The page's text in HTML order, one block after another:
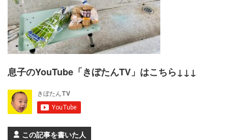
息子のYouTube「きぼたんTV」はこちら↓↓↓
この記事を書いた人